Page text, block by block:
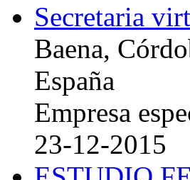
Secretaria
Baena,
España
Empresa
23-12-2015